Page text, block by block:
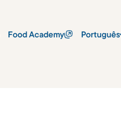
Food Academy Português